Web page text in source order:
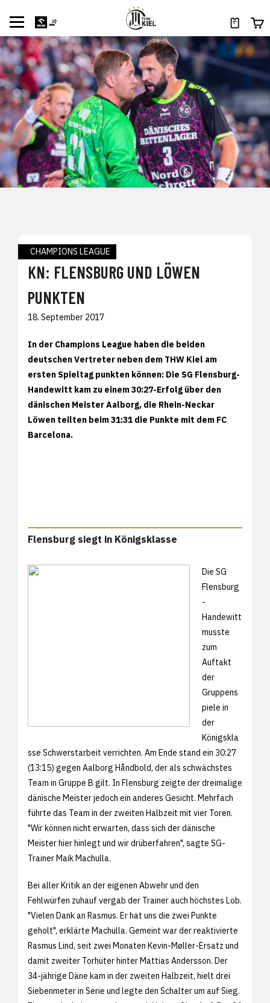
CHAMPIONS LEAGUE
KN: FLENSBURG UND LÖWEN
PUNKTEN
18. September 2017
In der Champions League haben die beiden
deutschen Vertreter neben dem THW Kiel am
ersten Spieltag punkten können: Die SG Flensburg-
Handewitt kam zu einem 30:27-Erfolg über den
dänischen Meister Aalborg, die Rhein-Neckar
Löwen teilten beim 31:31 die Punkte mit dem FC
Barcelona.
Flensburg siegt in Königsklasse
Die SG
Flensburg
-
Handewitt
musste
zum
Auftakt
der
Gruppens
piele in
der
Königskla
sse Schwerstarbeit verrichten. Am Ende stand ein 30:27
(13:15) gegen Aalborg Håndbold, der als schwächstes
Team in Gruppe B gilt. In Flensburg zeigte der dreimalige
dänische Meister jedoch ein anderes Gesicht. Mehrfach
führte das Team in der zweiten Halbzeit mit vier Toren.
"Wir können nicht erwarten, dass sich der dänische
Meister hier hinlegt und wir drüberfahren", sagte SG-
Trainer Maik Machulla.
Bei aller Kritik an der eigenen Abwehr und den
Fehlwürfen zuhauf vergab der Trainer auch höchstes Lob.
"Vielen Dank an Rasmus. Er hat uns die zwei Punkte
geholt", erklärte Machulla. Gemeint war der reaktivierte
Rasmus Lind, seit zwei Monaten Kevin-Møller-Ersatz und
damit zweiter Torhüter hinter Mattias Andersson. Der
34-jährige Däne kam in der zweiten Halbzeit, hielt drei
Siebenmeter in Serie und legte den Schalter um auf Sieg.